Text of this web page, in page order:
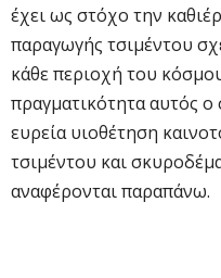
έχει ως στόχο την
παραγωγής τσιμέντου
κάθε περιοχή του
πραγματικότητα αυτός ο
ευρεία υιοθέτηση
τσιμέντου και
αναφέρονται παραπάνω.